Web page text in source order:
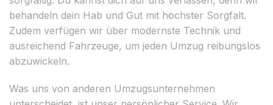
behandeln dein Hab und Gut mit höchster Sorgfalt.
Zudem verfügen wir über modernste Technik und
ausreichend Fahrzeuge, um jeden Umzug reibungslos
abzuwickeln.
Was uns von anderen Umzugsunternehmen